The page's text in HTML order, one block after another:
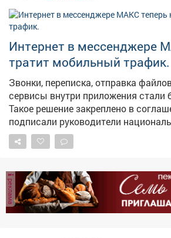
инвестиция в будущее. У ребят
возможностей для самореализации,
активнее включаться в жизнь
поселков. Тем самым - связывают
Кузбассом. В следующем году
пространство в Киселевске.
Интернет в мессенджере
тратит мобильный трафик.
Звонки, переписка, отправка
сервисы внутри приложения стали
Такое решение закреплено в
подписали руководители
и крупнейших операторов связи.
реклама